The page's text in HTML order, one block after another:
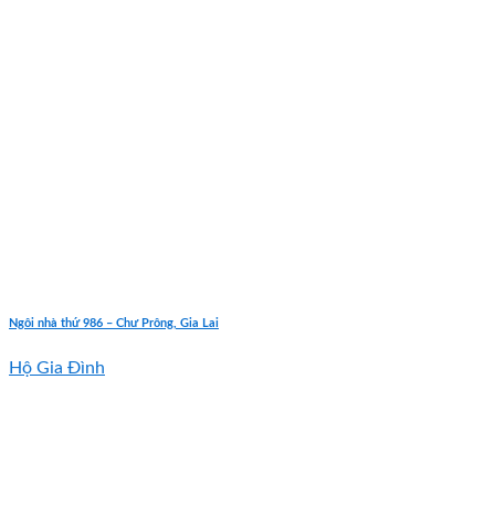
Ngôi nhà thứ 986 – Chư Prông, Gia Lai
Hộ Gia Đình